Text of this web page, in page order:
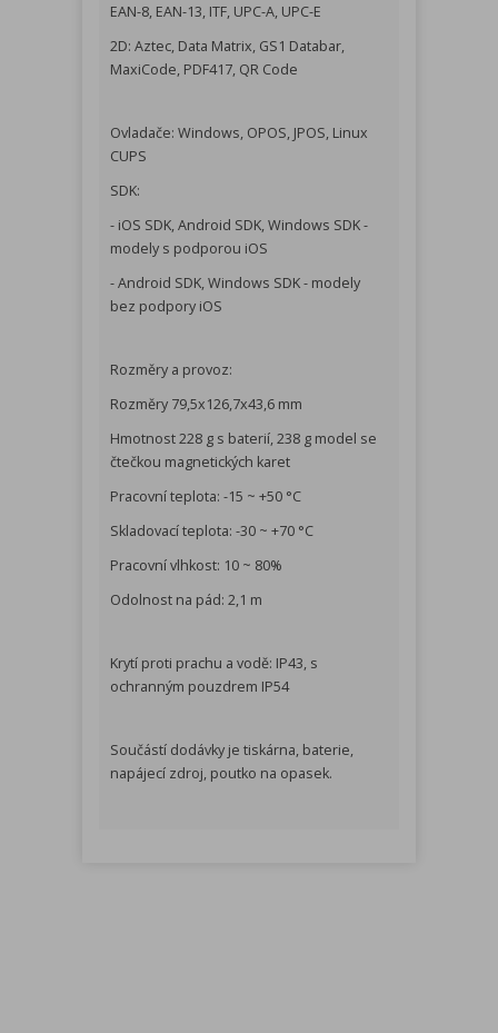
EAN-8, EAN-13, ITF, UPC-A, UPC-E
2D: Aztec, Data Matrix, GS1 Databar,
MaxiCode, PDF417, QR Code
Ovladače: Windows, OPOS, JPOS, Linux
CUPS
SDK:
- iOS SDK, Android SDK, Windows SDK -
modely s podporou iOS
- Android SDK, Windows SDK - modely
bez podpory iOS
Rozměry a provoz:
Rozměry 79,5x126,7x43,6 mm
Hmotnost 228 g s baterií, 238 g model se
čtečkou magnetických karet
Pracovní teplota: -15 ~ +50 °C
Skladovací teplota: -30 ~ +70 °C
Pracovní vlhkost: 10 ~ 80%
Odolnost na pád: 2,1 m
Krytí proti prachu a vodě: IP43, s
ochranným pouzdrem IP54
Součástí dodávky je tiskárna, baterie,
napájecí zdroj, poutko na opasek.